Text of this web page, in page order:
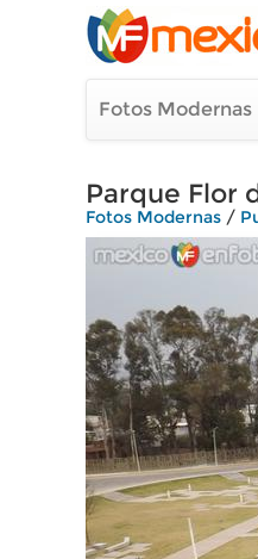
Fotos Modernas
Parque Flor
Fotos Modernas /